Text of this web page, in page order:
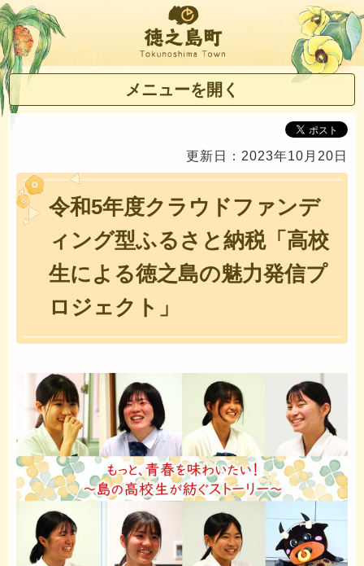
徳之島町
メニューを開く
更新日：2023年10月20日
令和5年度クラウドファンデ
ィング型ふるさと納税「高校
生による徳之島の魅力発信プ
ロジェクト」